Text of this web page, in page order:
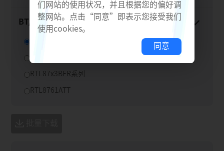
BT/​Thread Adaptor
RTL87x3BFR系列
RTL8761ATT
们网站的使用状况，并且根据您的偏好调
整网站。点击“同意”即表示您接受我们
使用cookies。
同意